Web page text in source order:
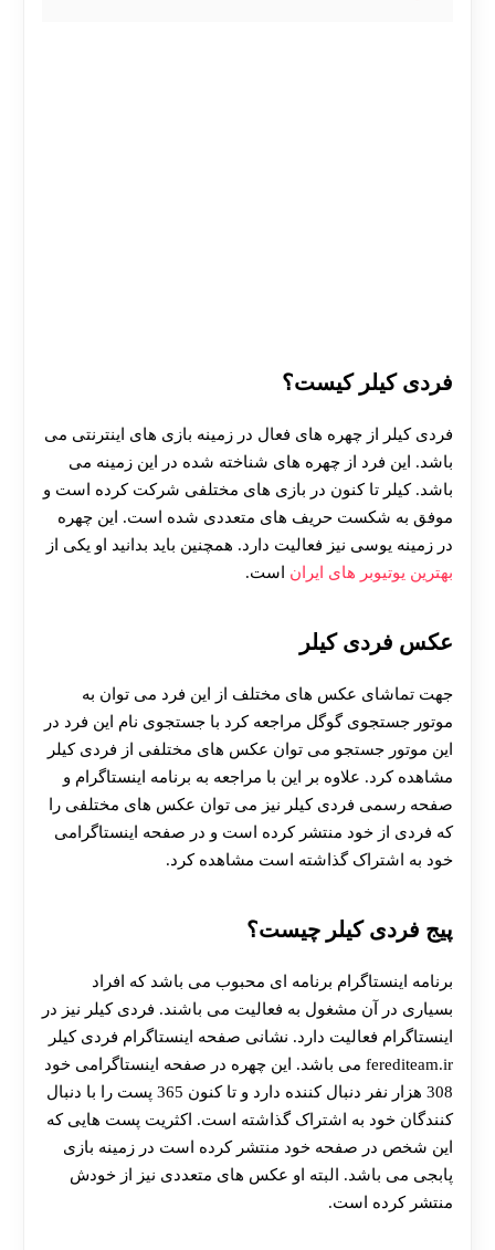
فردی کیلر کیست؟
فردی کیلر از چهره های فعال در زمینه بازی های اینترنتی می
باشد. این فرد از چهره های شناخته شده در این زمینه می
باشد. کیلر تا کنون در بازی های مختلفی شرکت کرده است و
موفق به شکست حریف های متعددی شده است. این چهره
در زمینه یوسی نیز فعالیت دارد. همچنین باید بدانید او یکی از
بهترین یوتیوبر های ایران است.
عکس فردی کیلر
جهت تماشای عکس های مختلف از این فرد می توان به
موتور جستجوی گوگل مراجعه کرد با جستجوی نام این فرد در
این موتور جستجو می توان عکس های مختلفی از فردی کیلر
مشاهده کرد. علاوه بر این با مراجعه به برنامه اینستاگرام و
صفحه رسمی فردی کیلر نیز می توان عکس های مختلفی را
که فردی از خود منتشر کرده است و در صفحه اینستاگرامی
خود به اشتراک گذاشته است مشاهده کرد.
پیج فردی کیلر چیست؟
برنامه اینستاگرام برنامه ای محبوب می باشد که افراد
بسیاری در آن مشغول به فعالیت می باشند. فردی کیلر نیز در
اینستاگرام فعالیت دارد. نشانی صفحه اینستاگرام فردی کیلر
ferediteam.ir می باشد. این چهره در صفحه اینستاگرامی خود
308 هزار نفر دنبال کننده دارد و تا کنون 365 پست را با دنبال
کنندگان خود به اشتراک گذاشته است. اکثریت پست هایی که
این شخص در صفحه خود منتشر کرده است در زمینه بازی
پابجی می باشد. البته او عکس های متعددی نیز از خودش
منتشر کرده است.